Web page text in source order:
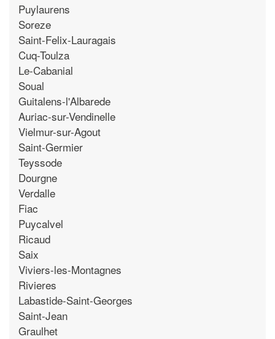
Puylaurens
Soreze
Saint-Felix-Lauragais
Cuq-Toulza
Le-Cabanial
Soual
Guitalens-l'Albarede
Auriac-sur-Vendinelle
Vielmur-sur-Agout
Saint-Germier
Teyssode
Dourgne
Verdalle
Fiac
Puycalvel
Ricaud
Saix
Viviers-les-Montagnes
Rivieres
Labastide-Saint-Georges
Saint-Jean
Graulhet